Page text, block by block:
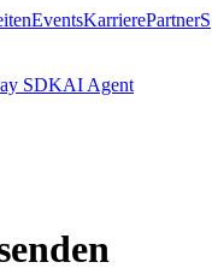
EventsKarrierePartnerS
SDKAI Agent